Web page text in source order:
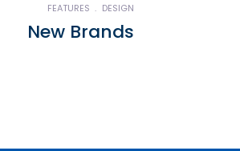
DESIGN
FEATURES
New Brands